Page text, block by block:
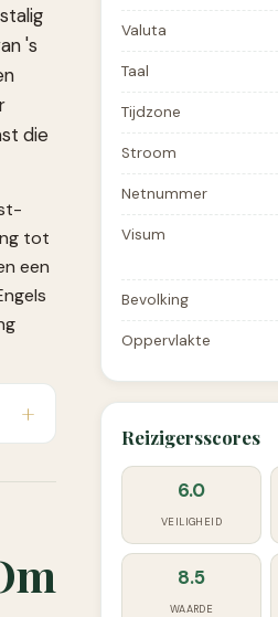
's
die
tot
een
Valuta
Taal
Tijdzone
Stroom
Netnummer
Visum
Bevolking
Oppervlakte
Reizigersscores
6.0
VEILIGHEID
8.5
WAARDE